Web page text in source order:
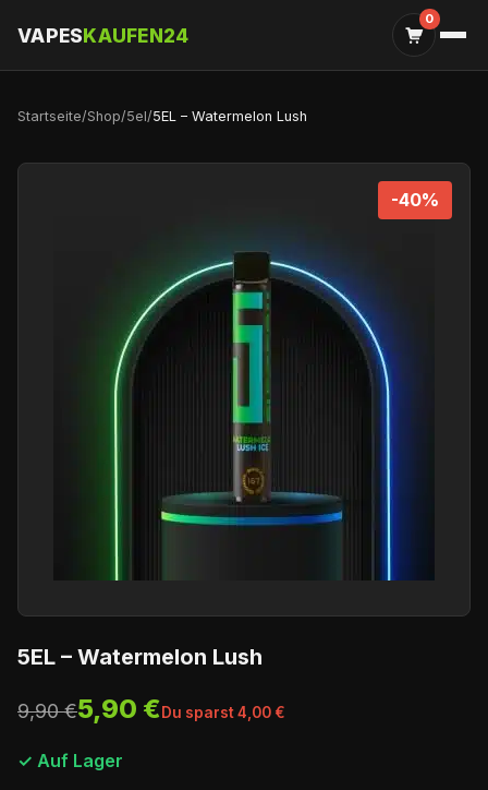
VAPESKAUFEN24
0
Startseite/Shop/5el/5EL – Watermelon Lush
-40%
5EL – Watermelon Lush
9,90 €5,90 €Du sparst 4,00 €
✓ Auf Lager